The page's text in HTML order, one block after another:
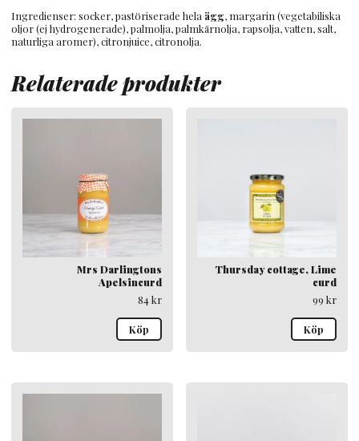
Ingredienser: socker, pastöriserade hela ägg, margarin (vegetabiliska
oljor (ej hydrogenerade), palmolja, palmkärnolja, rapsolja, vatten, salt,
naturliga aromer), citronjuice, citronolja.
Relaterade produkter
Mrs Darlingtons
Apelsincurd
84kr
Köp
Thursday cottage, Lime
curd
99 kr
Köp